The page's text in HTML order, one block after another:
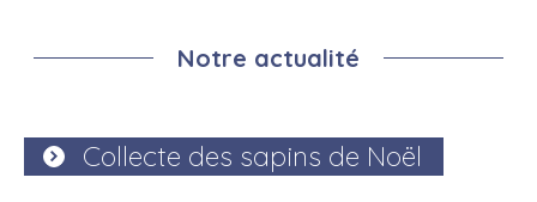
Notre actualité
Collecte des sapins de Noël